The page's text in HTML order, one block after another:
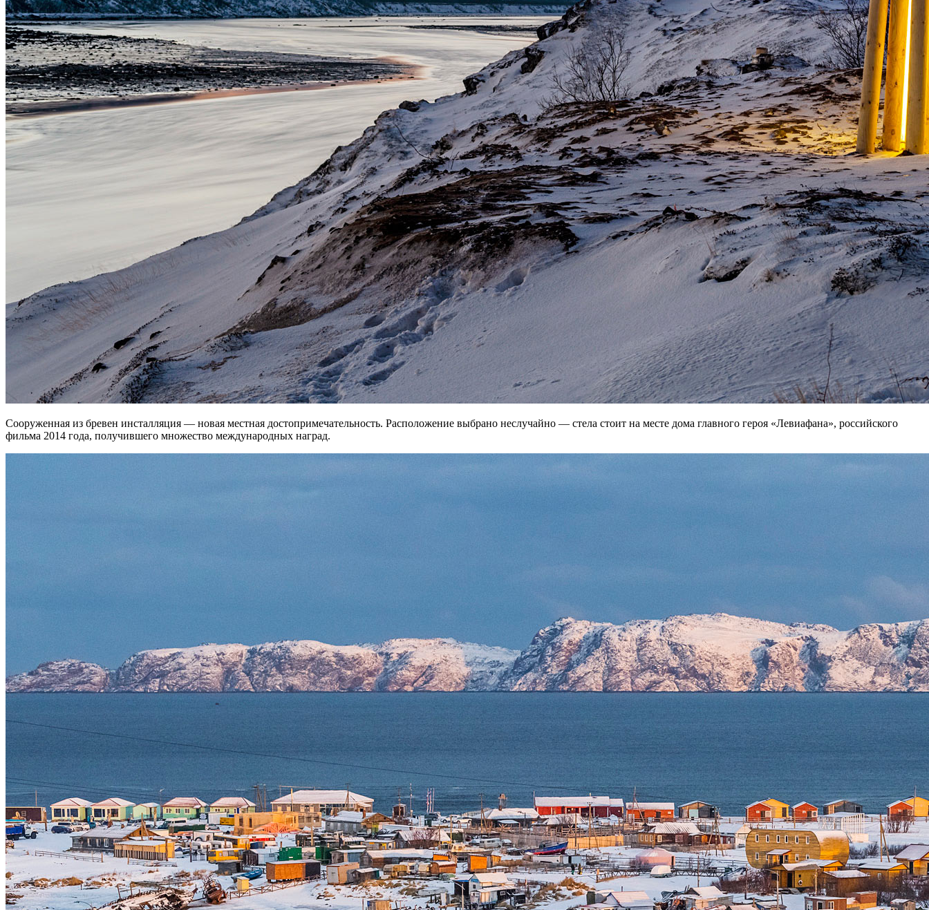
Сооруженная из бревен инсталляция — новая местная достопримечательность. Расположение выбрано неслучайно — стела стоит на месте дома главного героя «Левиафана», российского
фильма 2014 года, получившего множество международных наград.